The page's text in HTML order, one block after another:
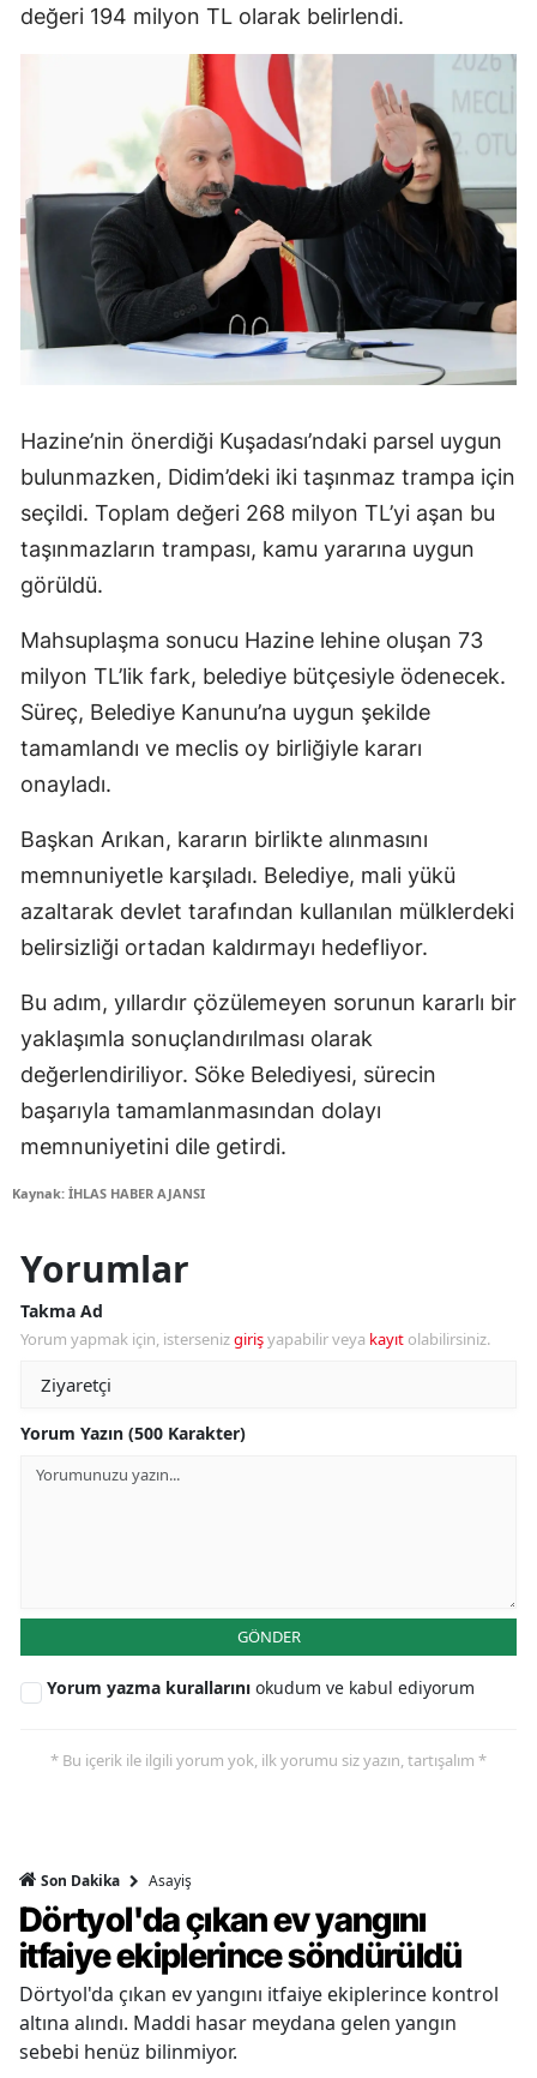
değeri 194 milyon TL olarak belirlendi.
Hazine’nin önerdiği Kuşadası’ndaki parsel uygun
bulunmazken, Didim’deki iki taşınmaz trampa için
seçildi. Toplam değeri 268 milyon TL’yi aşan bu
taşınmazların trampası, kamu yararına uygun
görüldü.
Mahsuplaşma sonucu Hazine lehine oluşan 73
milyon TL’lik fark, belediye bütçesiyle ödenecek.
Süreç, Belediye Kanunu’na uygun şekilde
tamamlandı ve meclis oy birliğiyle kararı
onayladı.
Başkan Arıkan, kararın birlikte alınmasını
memnuniyetle karşıladı. Belediye, mali yükü
azaltarak devlet tarafından kullanılan mülklerdeki
belirsizliği ortadan kaldırmayı hedefliyor.
Bu adım, yıllardır çözülemeyen sorunun kararlı bir
yaklaşımla sonuçlandırılması olarak
değerlendiriliyor. Söke Belediyesi, sürecin
başarıyla tamamlanmasından dolayı
memnuniyetini dile getirdi.
Kaynak: İHLAS HABER AJANSI
Yorumlar
Takma Ad
Yorum yapmak için, istersenizgirişyapabilir veya kayıt olabilirsiniz.
Yorum Yazın (500 Karakter)
GÖNDER
Yorum yazma kurallarını okudum ve kabul ediyorum
* Bu içerik ile ilgili yorum yok, ilk yorumu siz yazın, tartışalım *
Son Dakika Asayiş
Dörtyol'da çıkan ev yangını
itfaiye ekiplerince söndürüldü
Dörtyol'da çıkan ev yangını itfaiye ekiplerince kontrol
altına alındı. Maddi hasar meydana gelen yangın
sebebi henüz bilinmiyor.